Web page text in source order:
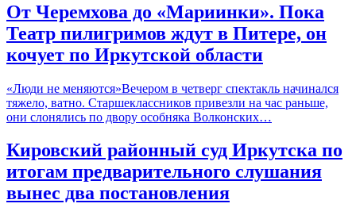
От Черемхова до «Мариинки». Пока
Театр пилигримов ждут в Питере, он
кочует по Иркутской области
«Люди не меняются»Вечером в четверг спектакль начинался
тяжело, ватно. Старшеклассников привезли на час раньше,
они слонялись по двору особняка Волконских…
Кировский районный суд Иркутска по
итогам предварительного слушания
вынес два постановления